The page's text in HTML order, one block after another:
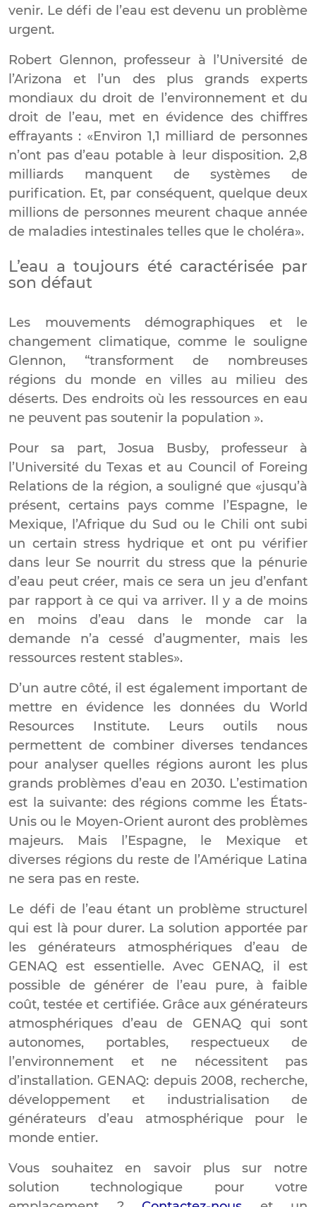
venir. Le défi de l’eau est devenu un problème
urgent.
Robert Glennon, professeur à l’Université de
l’Arizona et l’un des plus grands experts
mondiaux du droit de l’environnement et du
droit de l’eau, met en évidence des chiffres
effrayants : «Environ 1,1 milliard de personnes
n’ont pas d’eau potable à leur disposition. 2,8
milliards manquent de systèmes de
purification. Et, par conséquent, quelque deux
millions de personnes meurent chaque année
de maladies intestinales telles que le choléra».
L’eau a toujours été caractérisée par
son défaut
Les mouvements démographiques et le
changement climatique, comme le souligne
Glennon, “transforment de nombreuses
régions du monde en villes au milieu des
déserts. Des endroits où les ressources en eau
ne peuvent pas soutenir la population ».
Pour sa part, Josua Busby, professeur à
l’Université du Texas et au Council of Foreing
Relations de la région, a souligné que «jusqu’à
présent, certains pays comme l’Espagne, le
Mexique, l’Afrique du Sud ou le Chili ont subi
un certain stress hydrique et ont pu vérifier
dans leur Se nourrit du stress que la pénurie
d’eau peut créer, mais ce sera un jeu d’enfant
par rapport à ce qui va arriver. Il y a de moins
en moins d’eau dans le monde car la
demande n’a cessé d’augmenter, mais les
ressources restent stables».
D’un autre côté, il est également important de
mettre en évidence les données du World
Resources Institute. Leurs outils nous
permettent de combiner diverses tendances
pour analyser quelles régions auront les plus
grands problèmes d’eau en 2030. L’estimation
est la suivante: des régions comme les États-
Unis ou le Moyen-Orient auront des problèmes
majeurs. Mais l’Espagne, le Mexique et
diverses régions du reste de l’Amérique Latina
ne sera pas en reste.
Le défi de l’eau étant un problème structurel
qui est là pour durer. La solution apportée par
les générateurs atmosphériques d’eau de
GENAQ est essentielle. Avec GENAQ, il est
possible de générer de l’eau pure, à faible
coût, testée et certifiée. Grâce aux générateurs
atmosphériques d’eau de GENAQ qui sont
autonomes, portables, respectueux de
l’environnement et ne nécessitent pas
d’installation. GENAQ: depuis 2008, recherche,
développement et industrialisation de
générateurs d’eau atmosphérique pour le
monde entier.
Vous souhaitez en savoir plus sur notre
solution technologique pour votre